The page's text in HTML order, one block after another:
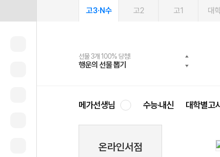
고3·N수 고2 고1 대
선물 3개 100% 당첨!
행운의 선물 뽑기
선물 100% 증정!
메가스터디 X 올리브
여름방학 스터디 캐시백
메가런 썸머스쿨
2027 러셀 단과
강사 공개선발
스마트러닝앱
설문 EVENT
메가패스
3일 무료 체험권
메가패스 수강생 무료혜택!
메가클럽 멤버십
사회공헌 캠페인
희망이룸 메가나눔
메가선생님 수능·내신 대학별고
온라인서점